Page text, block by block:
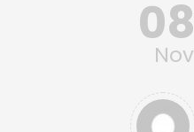
08
Nov